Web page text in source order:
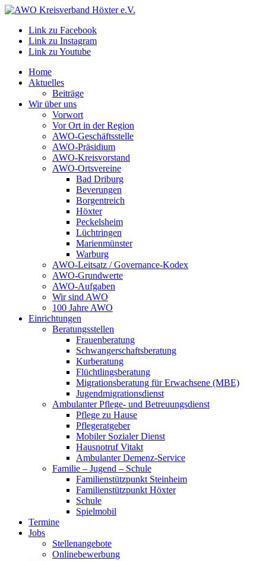
Link zu Facebook
Link zu Instagram
Link zu Youtube
Home
Aktuelles
Beiträge
Wir über uns
Vorwort
Vor Ort in der Region
AWO-Geschäftsstelle
AWO-Präsidium
AWO-Kreisvorstand
AWO-Ortsvereine
Bad Driburg
Beverungen
Borgentreich
Höxter
Peckelsheim
Lüchtringen
Marienmünster
Warburg
AWO-Leitsatz / Governance-Kodex
AWO-Grundwerte
AWO-Aufgaben
Wir sind AWO
100 Jahre AWO
Einrichtungen
Beratungsstellen
Frauenberatung
Schwangerschaftsberatung
Kurberatung
Flüchtlingsberatung
Migrationsberatung für Erwachsene (MBE)
Jugendmigrationsdienst
Ambulanter Pflege- und Betreuungsdienst
Pflege zu Hause
Pflegeratgeber
Mobiler Sozialer Dienst
Hausnotruf Vitakt
Ambulanter Demenz-Service
Familie – Jugend – Schule
Familienstützpunkt Steinheim
Familienstützpunkt Höxter
Schule
Spielmobil
Termine
Jobs
Stellenangebote
Onlinebewerbung